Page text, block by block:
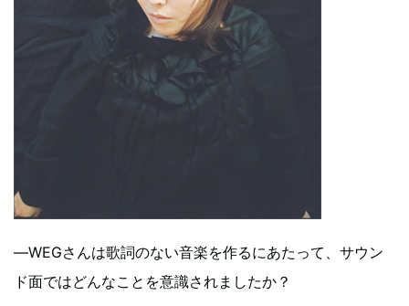
―WEGさんは歌詞のない音楽を作るにあたって、サウン
ド面ではどんなことを意識されましたか？